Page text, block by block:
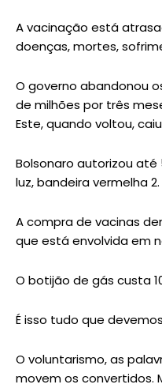
A vacinação está
doenças, mortes,
O governo abandonou
de milhões por três
Este, quando voltou,
Bolsonaro autorizou
luz, bandeira vermelha 2.
A compra de vacinas
que está envolvida em
O botijão de gás custa
É isso tudo que
O voluntarismo, as
movem os convertidos.